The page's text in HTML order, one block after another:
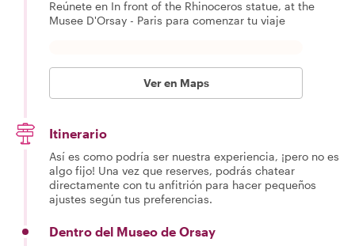
Reúnete en In front of the Rhinoceros statue, at the
Musee D'Orsay - Paris para comenzar tu viaje
Ver en Maps
Itinerario
Así es como podría ser nuestra experiencia, ¡pero no es
algo fijo! Una vez que reserves, podrás chatear
directamente con tu anfitrión para hacer pequeños
ajustes según tus preferencias.
Dentro del Museo de Orsay